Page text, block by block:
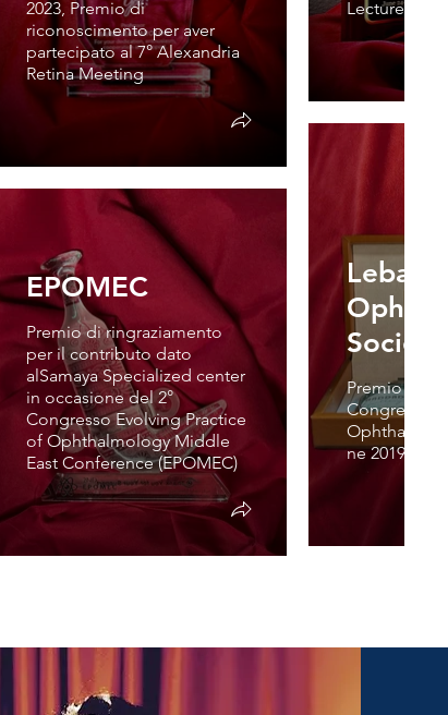
2023, Premio di
riconoscimento per aver
partecipato al 7° Alexandria
Retina Meeting
Lectures
Society
Premio
Congresso
ne 2019
EPOMEC
Premio di ringraziamento
per il contributo dato
alSamaya Specialized center
in occasione del 2°
Congresso Evolving Practice
of Ophthalmology Middle
East Conference (EPOMEC)